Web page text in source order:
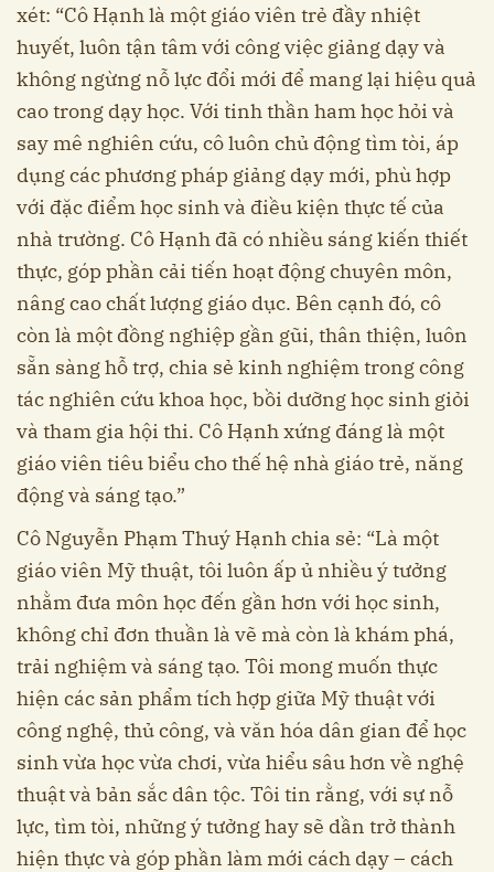
xét: “Cô Hạnh là một giáo viên trẻ đầy nhiệt
huyết, luôn tận tâm với công việc giảng dạy và
không ngừng nỗ lực đổi mới để mang lại hiệu quả
cao trong dạy học. Với tinh thần ham học hỏi và
say mê nghiên cứu, cô luôn chủ động tìm tòi, áp
dụng các phương pháp giảng dạy mới, phù hợp
với đặc điểm học sinh và điều kiện thực tế của
nhà trường. Cô Hạnh đã có nhiều sáng kiến thiết
thực, góp phần cải tiến hoạt động chuyên môn,
nâng cao chất lượng giáo dục. Bên cạnh đó, cô
còn là một đồng nghiệp gần gũi, thân thiện, luôn
sẵn sàng hỗ trợ, chia sẻ kinh nghiệm trong công
tác nghiên cứu khoa học, bồi dưỡng học sinh giỏi
và tham gia hội thi. Cô Hạnh xứng đáng là một
giáo viên tiêu biểu cho thế hệ nhà giáo trẻ, năng
động và sáng tạo.”
Cô Nguyễn Phạm Thuý Hạnh chia sẻ: “Là một
giáo viên Mỹ thuật, tôi luôn ấp ủ nhiều ý tưởng
nhằm đưa môn học đến gần hơn với học sinh,
không chỉ đơn thuần là vẽ mà còn là khám phá,
trải nghiệm và sáng tạo. Tôi mong muốn thực
hiện các sản phẩm tích hợp giữa Mỹ thuật với
công nghệ, thủ công, và văn hóa dân gian để học
sinh vừa học vừa chơi, vừa hiểu sâu hơn về nghệ
thuật và bản sắc dân tộc. Tôi tin rằng, với sự nỗ
lực, tìm tòi, những ý tưởng hay sẽ dần trở thành
hiện thực và góp phần làm mới cách dạy – cách